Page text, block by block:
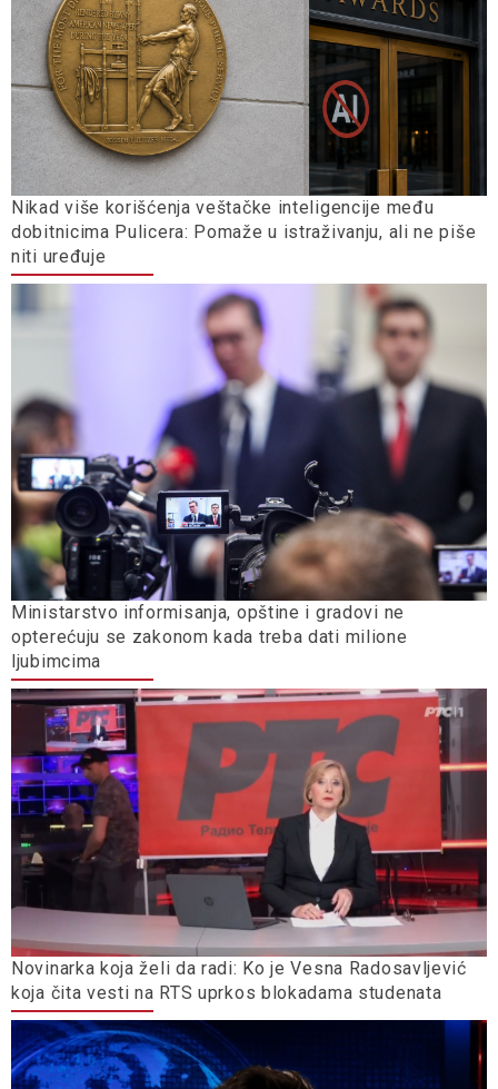
Nikad više korišćenja veštačke inteligencije među
dobitnicima Pulicera: Pomaže u istraživanju, ali ne piše
niti uređuje
Ministarstvo informisanja, opštine i gradovi ne
opterećuju se zakonom kada treba dati milione
ljubimcima
Novinarka koja želi da radi: Ko je Vesna Radosavljević
koja čita vesti na RTS uprkos blokadama studenata